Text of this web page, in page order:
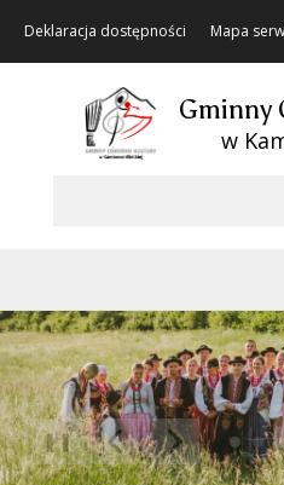
Deklaracja dostępności Mapa
Gminny
w
Poprzedni Element
Następny
❚❚